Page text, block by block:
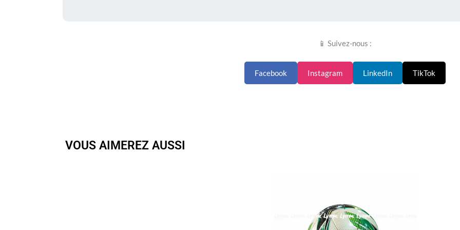
📱 Suivez-nous :
Facebook Instagram LinkedIn TikTok
VOUS AIMEREZ AUSSI